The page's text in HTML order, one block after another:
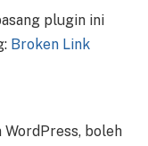
plugin ini
Broken Link
WordPress, boleh